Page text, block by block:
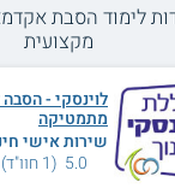
לימוד הסבת
מקצועית
לוינסקי -
מתמטיקה
שירות אישי
5.0 (1 חוו"ד)